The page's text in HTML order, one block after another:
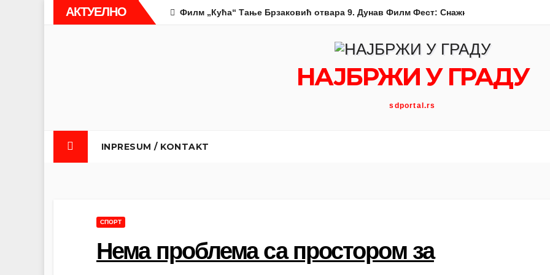
АКТУЕЛНО Филм „Кућа“ Тање Брзаковић отвара 9. Дунав Филм Фест: Снажна породична драма
НАЈБРЖИ У ГРАДУ
sdportal.rs
INPRESUM / KONTAKT
СПОРТ
Нема проблема са простором за